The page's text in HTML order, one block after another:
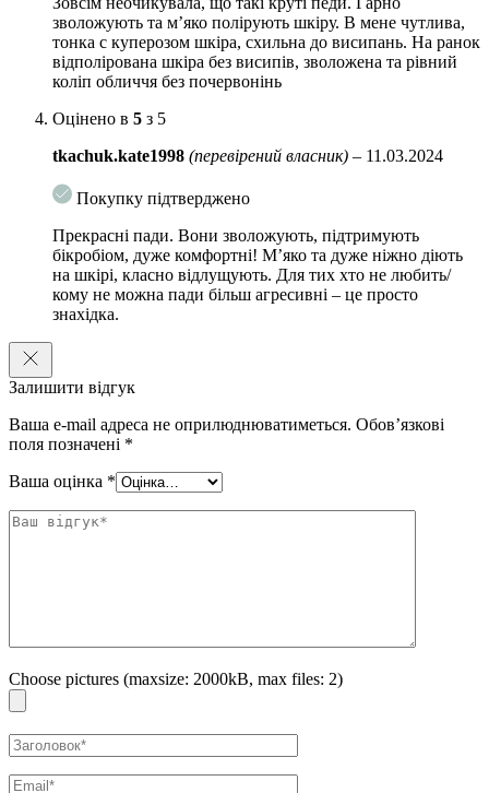
Ніацинамід— помітно зменшує розширені пори, покращує
тон шкіри, а також зміцнює шкірний бар’єр.
PHA + LHA
— кислоти, що є дієвими, але делікатними
Особливості використання:
Протріть педами очищене обличчя. Дайте есенції увібратись та
завершіть догляд кремом.
Також педи можна використовувати як зволожувальну маску. Просто
розріжте його навпіл, прикладіть половинки до сухих ділянок шкіри
та залиште на 10-15 хвилин.
зволожують та м’яко полірують шкіру. В мене чутлива,
тонка с куперозом шкіра, схильна до висипань. На ранок
відполірована шкіра без висипів, зволожена та рівний
коліп обличчя без почервонінь
Оцінено в 5 з 5
tkachuk.kate1998 (перевірений власник) – 11.03.2024
Покупку підтверджено
Прекрасні пади. Вони зволожують, підтримують
бікробіом, дуже комфортні! Мʼяко та дуже ніжно діють
на шкірі, класно відлущують. Для тих хто не любить/
кому не можна пади більш агресивні – це просто
знахідка.
Залишити відгук
Ваша e-mail адреса не оприлюднюватиметься. Обов’язкові
поля позначені *
Ваша оцінка *
Choose pictures (maxsize: 2000kB, max files: 2)